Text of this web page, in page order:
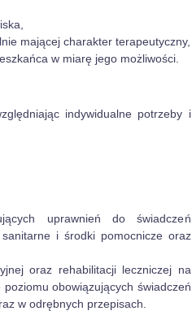
mającej charakter terapeutyczny,
w miarę jego możliwości.
indywidualne potrzeby i
uprawnień do świadczeń
i środki pomocnicze oraz
oraz rehabilitacji leczniczej na
obowiązujących świadczeń
w odrębnych przepisach.